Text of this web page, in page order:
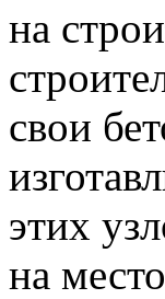
на
свои
этих
на